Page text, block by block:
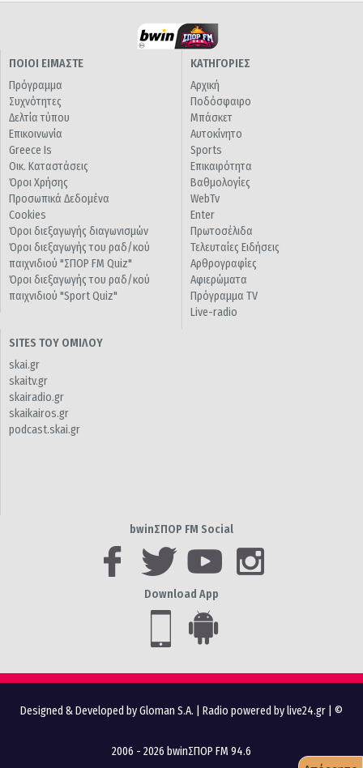
ΠΟΙΟΙ ΕΙΜΑΣΤΕ
Πρόγραμμα
Συχνότητες
Δελτία τύπου
Επικοινωνία
Greece Is
Οικ. Καταστάσεις
Όροι Χρήσης
Προσωπικά Δεδομένα
Cookies
Όροι διεξαγωγής διαγωνισμών
Όροι διεξαγωγής του ραδ/κού
παιχνιδιού "ΣΠΟΡ FM Quiz"
Όροι διεξαγωγής του ραδ/κού
παιχνιδιού "Sport Quiz"
ΚΑΤΗΓΟΡΙΕΣ
Αρχική
Ποδόσφαιρο
Μπάσκετ
Αυτοκίνητο
Sports
Επικαιρότητα
Βαθμολογίες
WebTv
Enter
Πρωτοσέλιδα
Τελευταίες Ειδήσεις
Αρθρογραφίες
Αφιερώματα
Πρόγραμμα TV
Live-radio
SITES ΤΟΥ ΟΜΙΛΟΥ
skai.gr
skaitv.gr
skairadio.gr
skaikairos.gr
podcast.skai.gr
bwinΣΠΟΡ FM Social
Download App
Designed & Developed by Gloman S.A. Radio powered by live24.gr | ©
2006 - 2026 bwinΣΠΟΡ FM 94.6